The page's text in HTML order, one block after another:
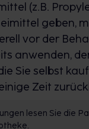
Ihren
neuer
ist dabei durch
(z.B.
geben,
vor der
anwenden,
Sie selbst
Zeit
lesen Sie die